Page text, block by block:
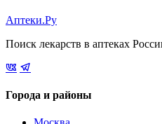
Аптеки.Ру
Поиск лекарств в аптеках
Города и районы